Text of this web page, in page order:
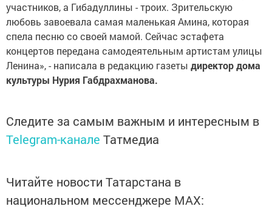
участников, а Гибадуллины - троих. Зрительскую
любовь завоевала самая маленькая Амина, которая
спела песню со своей мамой. Сейчас эстафета
концертов передана самодеятельным артистам улицы
Ленина», - написала в редакцию газеты директор дома
культуры Нурия Габдрахманова.
Следите за самым важным и интересным в
Telegram-канале Татмедиа
Читайте новости Татарстана в
национальном мессенджере MАХ: